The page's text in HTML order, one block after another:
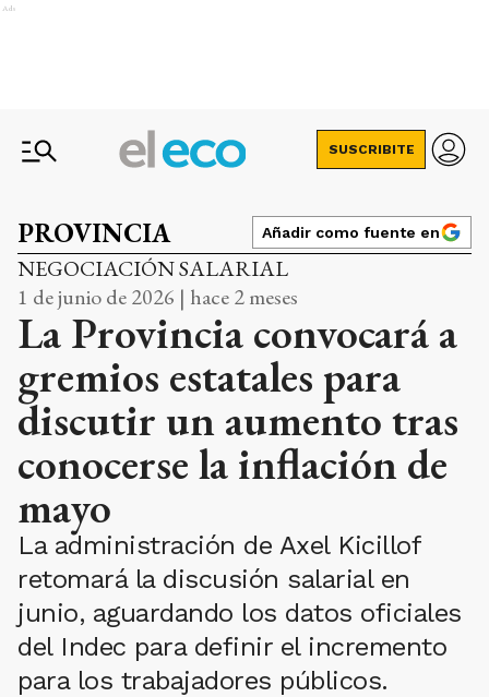
Ads
SUSCRIBITE
PROVINCIA Añadir como fuente en
NEGOCIACIÓN SALARIAL
1 de junio de 2026 | hace 2 meses
La Provincia convocará a
gremios estatales para
discutir un aumento tras
conocerse la inflación de
mayo
La administración de Axel Kicillof
retomará la discusión salarial en
junio, aguardando los datos oficiales
del Indec para definir el incremento
para los trabajadores públicos.